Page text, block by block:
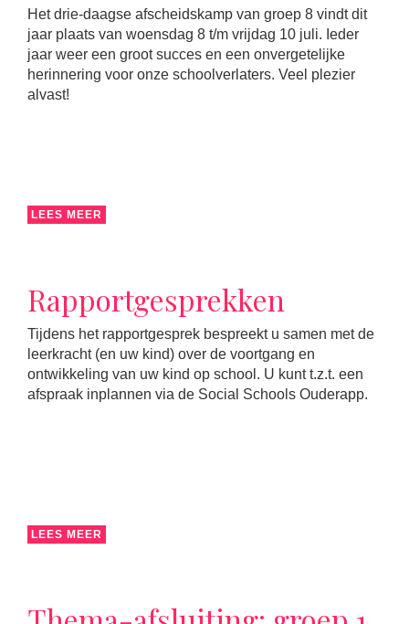
Het drie-daagse afscheidskamp van groep 8 vindt dit
jaar plaats van woensdag 8 t/m vrijdag 10 juli. Ieder
jaar weer een groot succes en een onvergetelijke
herinnering voor onze schoolverlaters. Veel plezier
alvast!
LEES MEER
Rapportgesprekken
Tijdens het rapportgesprek bespreekt u samen met de
leerkracht (en uw kind) over de voortgang en
ontwikkeling van uw kind op school. U kunt t.z.t. een
afspraak inplannen via de Social Schools Ouderapp.
LEES MEER